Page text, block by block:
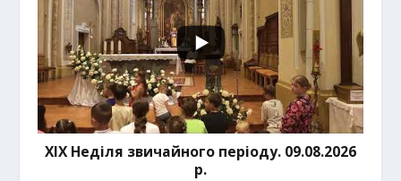
ХІХ Неділя звичайного періоду. 09.08.2026
р.